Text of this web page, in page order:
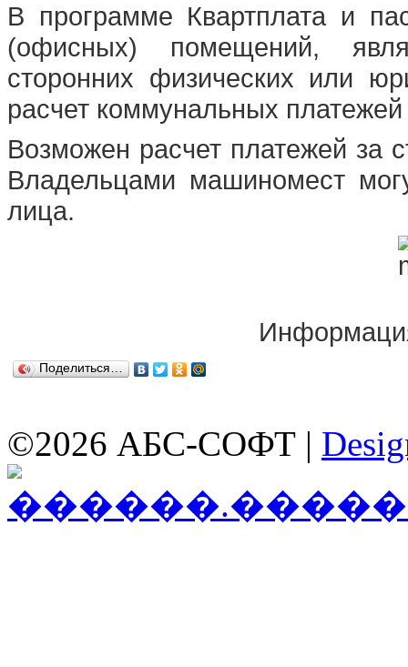
В программе Квартплата и
(офисных) помещений,
сторонних физических или
расчет коммунальных платежей
Возможен расчет платежей за
Владельцами машиномест
лица.
Поделиться…
©2026 АБС-СОФТ |